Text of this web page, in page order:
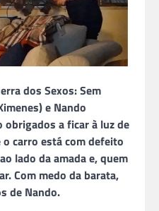
dos Sexos: Sem
e Nando
obrigados a ficar à luz de
carro está com defeito
lado da amada e, quem
Com medo da barata,
de Nando.